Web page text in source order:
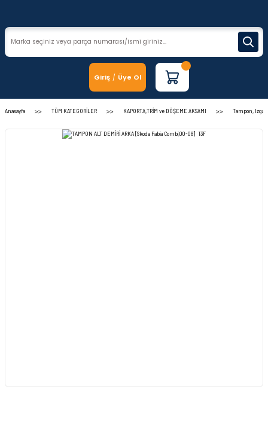
Giriş / Üye Ol
Anasayfa TÜM KATEGORİLER KAPORTA,TRİM ve DÖŞEME AKSAMI Tampon,